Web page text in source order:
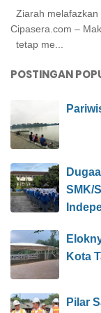
Ziarah
Cipasera.com –
tetap me...
POSTINGAN
SMK/
Kota
Pilar